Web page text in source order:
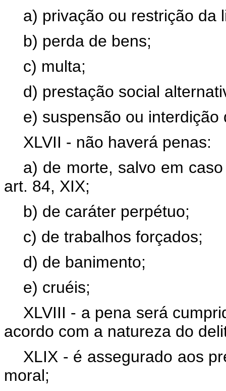
a) privação ou restrição da
b) perda de bens;
c) multa;
d) prestação social
e) suspensão ou interdição
XLVII - não haverá penas:
a) de morte, salvo em
art. 84, XIX;
b) de caráter perpétuo;
c) de trabalhos forçados;
d) de banimento;
e) cruéis;
XLVIII - a pena será
acordo com a natureza do
XLIX - é assegurado aos
moral;